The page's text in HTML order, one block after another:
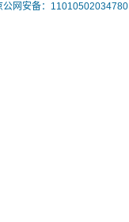
公网安备：11010502034780